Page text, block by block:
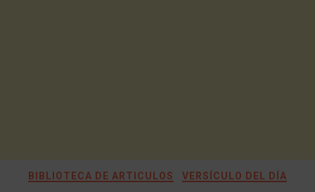
BIBLIOTECA DE ARTICULOS VERSÍCULO DEL DÍA